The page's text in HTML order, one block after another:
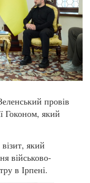
провів
Гоконом, який
який
військово-
в Ірпені.